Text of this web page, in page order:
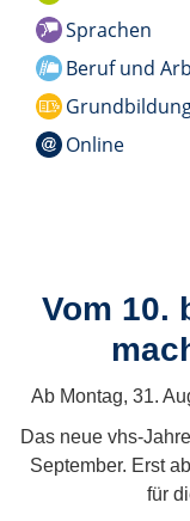
Sprachen
Beruf und
Online
Vom 10.
Ab Montag, 31.
Das neue vhs-
September. Erst
für